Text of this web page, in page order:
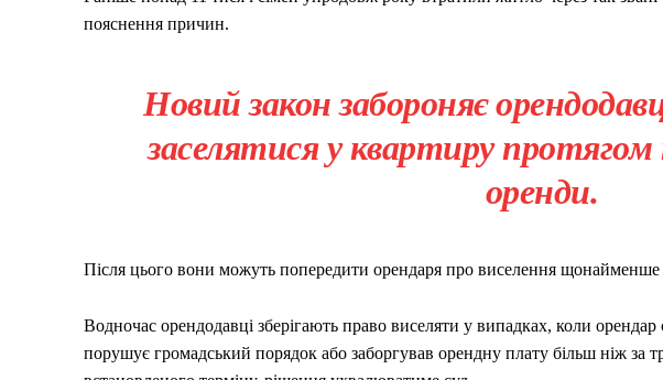
пояснення причин.
Новий закон забороняє
заселятися у квартиру протягом
оренди.
Після цього вони можуть попередити орендаря про виселення щонайменше
Водночас орендодавці зберігають право виселяти у випадках, коли
порушує громадський порядок або заборгував орендну плату більш ніж за